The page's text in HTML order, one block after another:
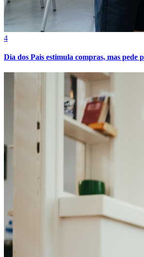
4
Dia dos Pais estimula compras, mas pede